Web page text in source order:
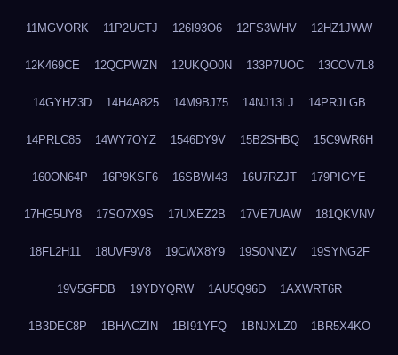
11MGVORK 11P2UCTJ 126I93O6 12FS3WHV 12HZ1JWW
12K469CE 12QCPWZN 12UKQO0N 133P7UOC 13COV7L8
14GYHZ3D 14H4A825 14M9BJ75 14NJ13LJ 14PRJLGB
14PRLC85 14WY7OYZ 1546DY9V 15B2SHBQ 15C9WR6H
160ON64P 16P9KSF6 16SBWI43 16U7RZJT 179PIGYE
17HG5UY8 17SO7X9S 17UXEZ2B 17VE7UAW 181QKVNV
18FL2H11 18UVF9V8 19CWX8Y9 19S0NNZV 19SYNG2F
19V5GFDB 19YDYQRW 1AU5Q96D 1AXWRT6R
1B3DEC8P 1BHACZIN 1BI91YFQ 1BNJXLZ0 1BR5X4KO